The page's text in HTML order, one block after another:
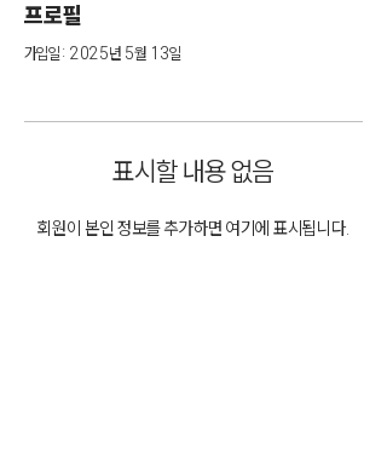
프로필
가입일: 2025년 5월 13일
표시할 내용 없음
회원이 본인 정보를 추가하면 여기에 표시됩니다.